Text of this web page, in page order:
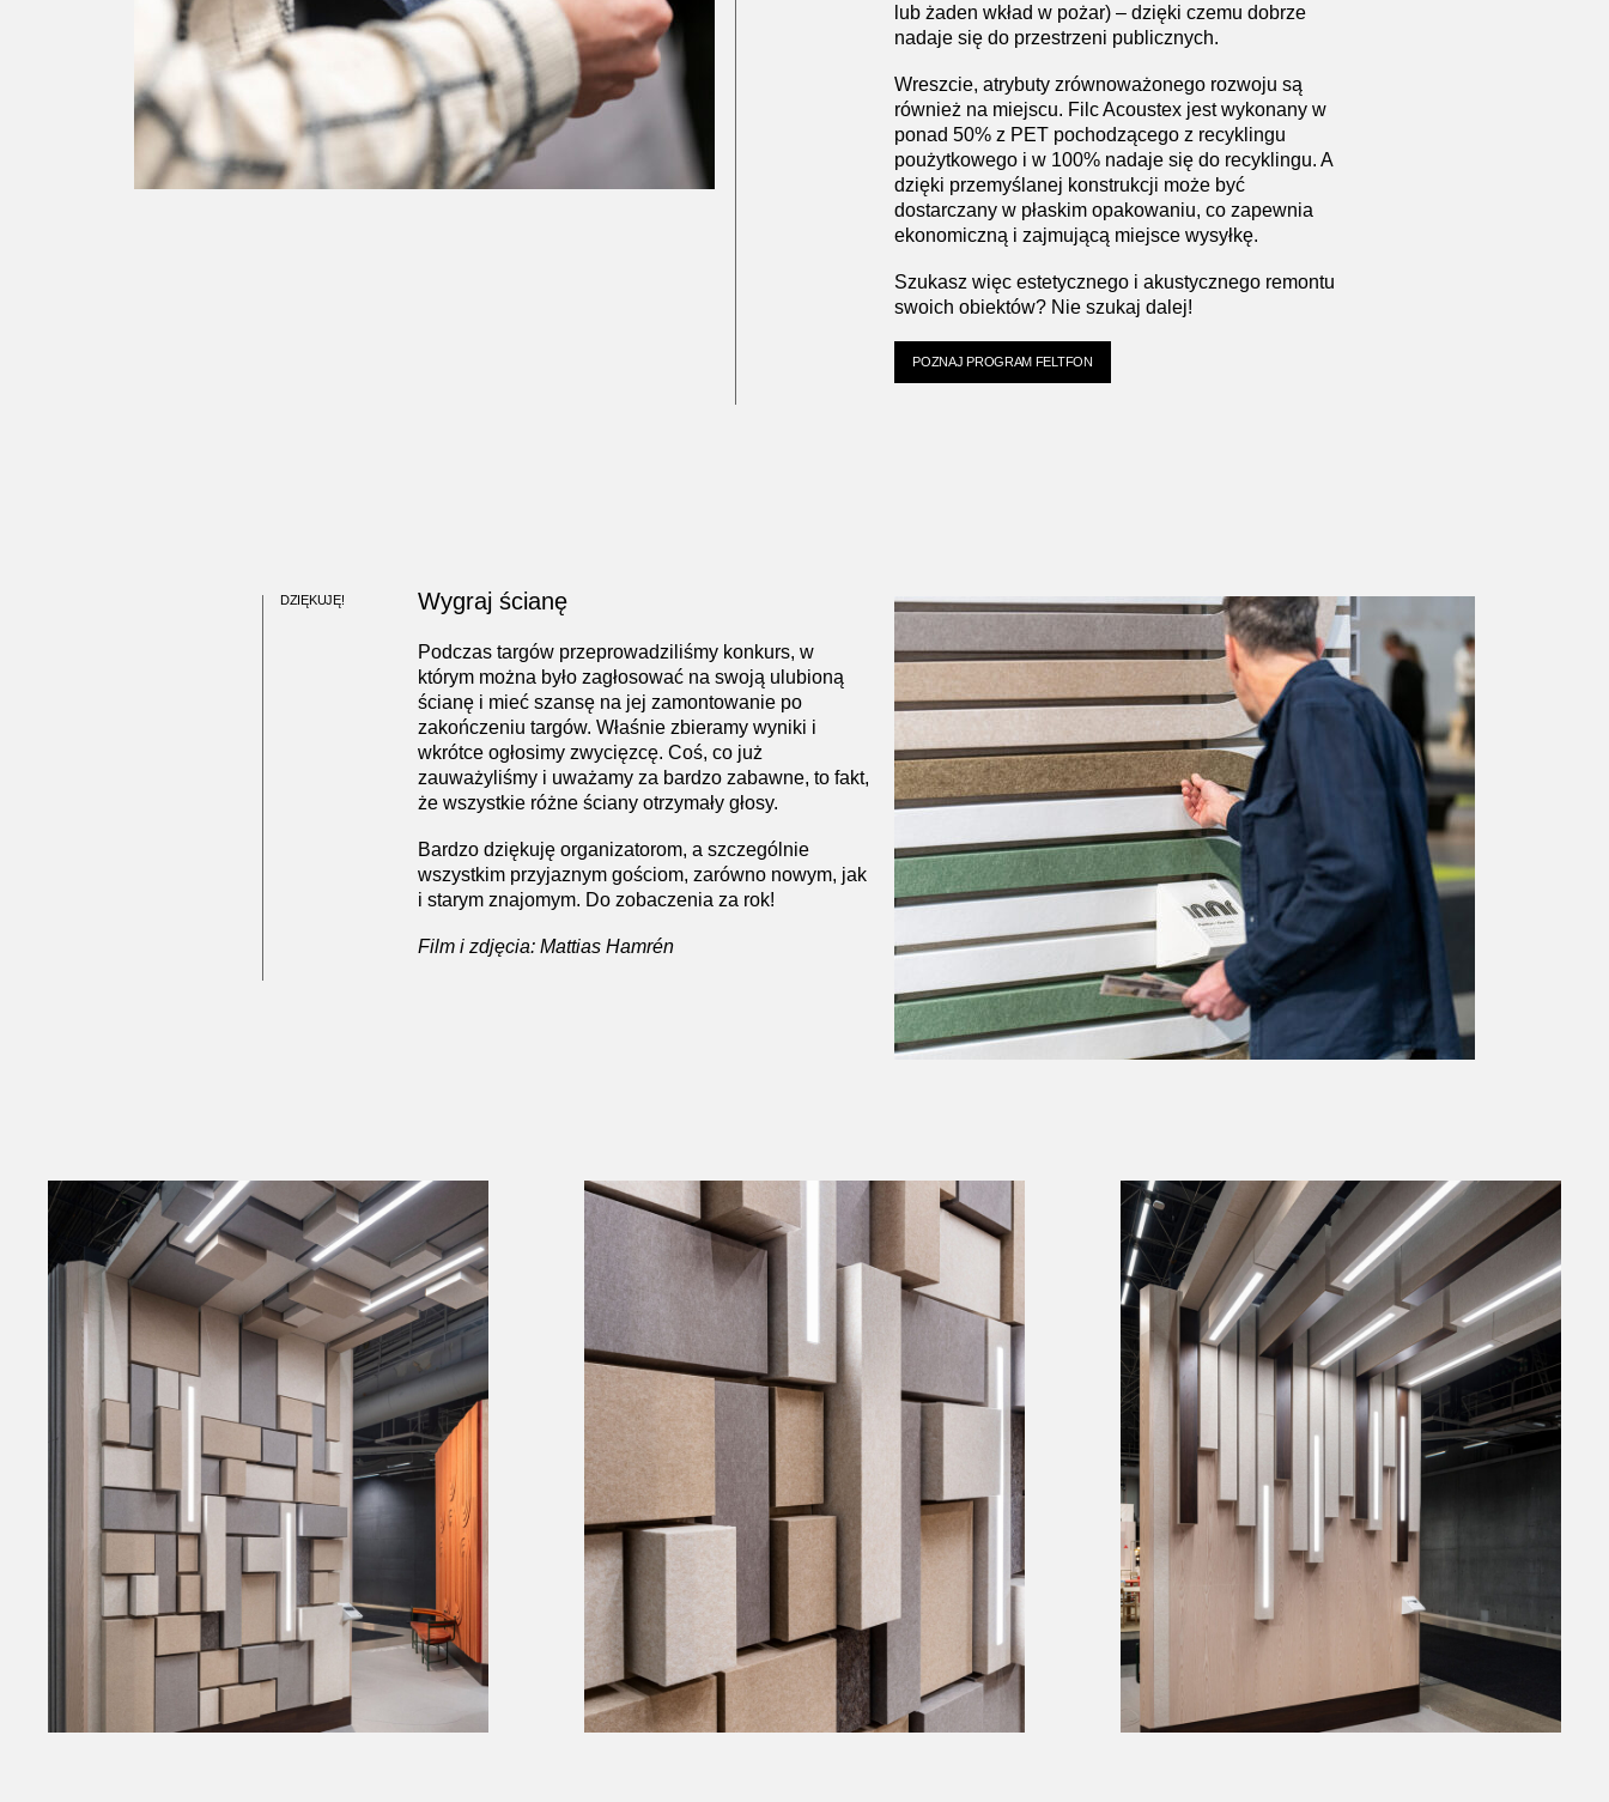
lub żaden wkład w pożar) – dzięki czemu dobrze
nadaje się do przestrzeni publicznych.
Wreszcie, atrybuty zrównoważonego rozwoju są
również na miejscu. Filc Acoustex jest wykonany w
ponad 50% z PET pochodzącego z recyklingu
poużytkowego i w 100% nadaje się do recyklingu. A
dzięki przemyślanej konstrukcji może być
dostarczany w płaskim opakowaniu, co zapewnia
ekonomiczną i zajmującą miejsce wysyłkę.
Szukasz więc estetycznego i akustycznego remontu
swoich obiektów? Nie szukaj dalej!
POZNAJ PROGRAM FELTFON
DZIĘKUJĘ! Wygraj ścianę
Podczas targów przeprowadziliśmy konkurs, w
którym można było zagłosować na swoją ulubioną
ścianę i mieć szansę na jej zamontowanie po
zakończeniu targów. Właśnie zbieramy wyniki i
wkrótce ogłosimy zwycięzcę. Coś, co już
zauważyliśmy i uważamy za bardzo zabawne, to fakt,
że wszystkie różne ściany otrzymały głosy.
Bardzo dziękuję organizatorom, a szczególnie
wszystkim przyjaznym gościom, zarówno nowym, jak
i starym znajomym. Do zobaczenia za rok!
Film i zdjęcia: Mattias Hamrén